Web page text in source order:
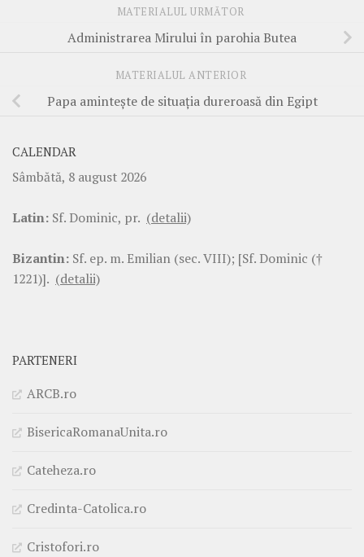
MATERIALUL URMĂTOR
Administrarea Mirului în parohia Butea
MATERIALUL ANTERIOR
Papa aminteşte de situaţia dureroasă din Egipt
CALENDAR
Sâmbătă, 8 august 2026
Latin: Sf. Dominic, pr. (detalii)
Bizantin: Sf. ep. m. Emilian (sec. VIII); [Sf. Dominic (†
1221)]. (detalii)
PARTENERI
ARCB.ro
BisericaRomanaUnita.ro
Cateheza.ro
Credinta-Catolica.ro
Cristofori.ro